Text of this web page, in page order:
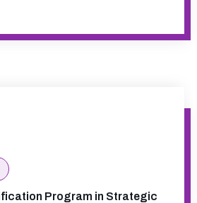
Program in Strategic